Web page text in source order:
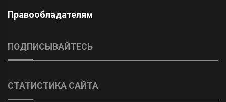
Правообладателям
ПОДПИСЫВАЙТЕСЬ
СТАТИСТИКА САЙТА